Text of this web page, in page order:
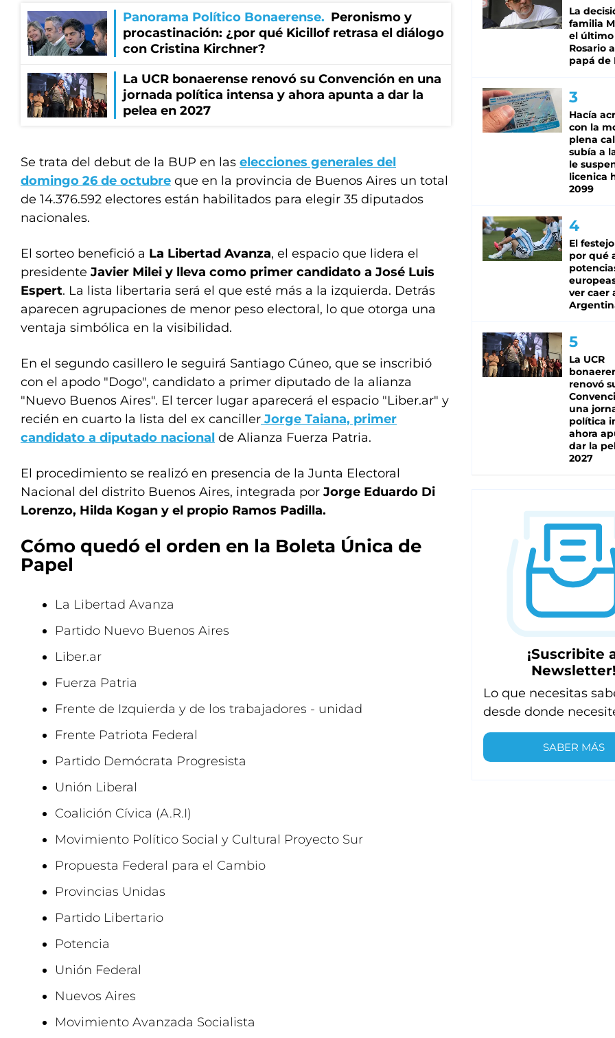
Panorama Político Bonaerense
Peronismo y
procastinación: ¿por qué Kicillof retrasa el diálogo
con Cristina Kirchner?
La UCR bonaerense renovó su Convención en una
jornada política intensa y ahora apunta a dar la
pelea en 2027
Se trata del debut de la BUP en las elecciones generales del
domingo 26 de octubre que en la provincia de Buenos Aires un total
de 14.376.592 electores están habilitados para elegir 35 diputados
nacionales.
El sorteo benefició a La Libertad Avanza, el espacio que lidera el
presidente Javier Milei y lleva como primer candidato a José Luis
Espert. La lista libertaria será el que esté más a la izquierda. Detrás
aparecen agrupaciones de menor peso electoral, lo que otorga una
ventaja simbólica en la visibilidad.
En el segundo casillero le seguirá Santiago Cúneo, que se inscribió
con el apodo "Dogo", candidato a primer diputado de la alianza
"Nuevo Buenos Aires". El tercer lugar aparecerá el espacio "Liber.ar" y
recién en cuarto la lista del ex canciller Jorge Taiana, primer
candidato a diputado nacional de Alianza Fuerza Patria.
El procedimiento se realizó en presencia de la Junta Electoral
Nacional del distrito Buenos Aires, integrada por Jorge Eduardo Di
Lorenzo, Hilda Kogan y el propio Ramos Padilla.
Cómo quedó el orden en la Boleta Única de
Papel
La Libertad Avanza
Partido Nuevo Buenos Aires
Liber.ar
Fuerza Patria
Frente de Izquierda y de los trabajadores - unidad
Frente Patriota Federal
Partido Demócrata Progresista
Unión Liberal
Coalición Cívica (A.R.I)
Movimiento Político Social y Cultural Proyecto Sur
Propuesta Federal para el Cambio
Provincias Unidas
Partido Libertario
Potencia
Unión Federal
Nuevos Aires
Movimiento Avanzada Socialista
La
familia
el último
Rosario
papá de
Hacía
con la
plena
subía a
le
licenica
2099
El
por qué
ver caer
La UCR
renovó
una
política
ahora
dar la
2027
¡Suscribite
Newsletter!
Lo que necesitas
desde donde
SABER MÁS